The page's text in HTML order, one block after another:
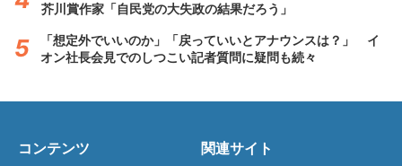
芥川賞作家「自民党の大失政の結果だろう」
「想定外でいいのか」「戻っていいとアナウンスは？」 イ
オン社長会見でのしつこい記者質問に疑問も続々
コンテンツ 関連サイト